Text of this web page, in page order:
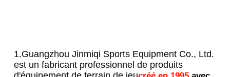
1.Guangzhou Jinmiqi Sports Equipment Co., Ltd.
est un fabricant professionnel de produits